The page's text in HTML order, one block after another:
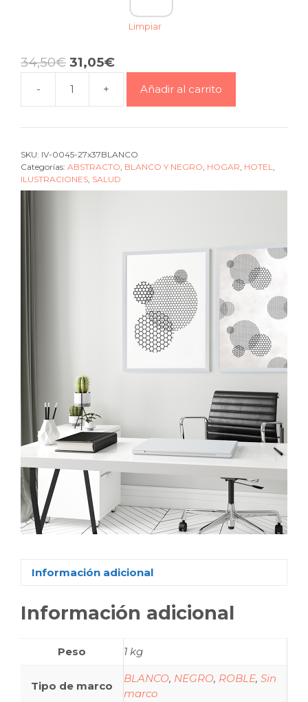
Limpiar
34,50€ 31,05€
-
Cuadro
abstract
Honey
black
cantidad
+ Añadir al carrito
SKU: IV-0045-27x37BLANCO
Categorías: ABSTRACTO BLANCO Y NEGRO HOGAR HOTEL
ILUSTRACIONES SALUD
Información adicional
Información adicional
Peso 1 kg
Tipo de marco
BLANCO, NEGRO, ROBLE, Sin
marco